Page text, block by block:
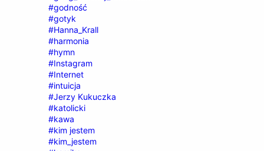
#godność
#gotyk
#Hanna_Krall
#harmonia
#hymn
#Instagram
#Internet
#intuicja
#Jerzy Kukuczka
#katolicki
#kawa
#kim jestem
#kim_jestem